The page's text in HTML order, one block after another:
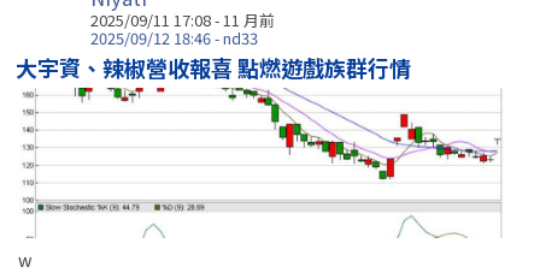
2025/09/11 17:08 - 11 月前
2025/09/12 18:46 - nd33
大宇資、辣椒營收報喜 點燃遊戲族群行情
w